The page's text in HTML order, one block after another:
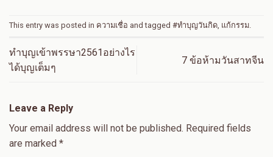
This entry was posted in ความเชื่อ and tagged #ทำบุญวันกิด, แก้กรรม.
ทำบุญเข้าพรรษา2561อย่างไร
ได้บุญเต็มๆ
7 ข้อห้ามวันสาทจีน
Leave a Reply
Your email address will not be published. Required fields
are marked *